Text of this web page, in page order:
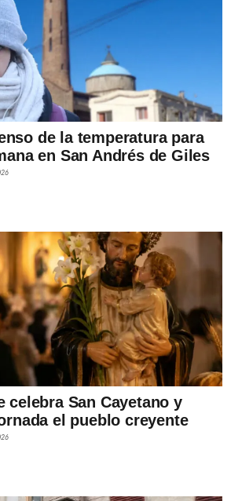
de la temperatura para
en San Andrés de Giles
celebra San Cayetano y
el pueblo creyente